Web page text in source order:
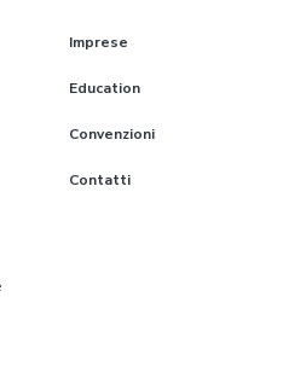
Imprese
Education
Convenzioni
Contatti